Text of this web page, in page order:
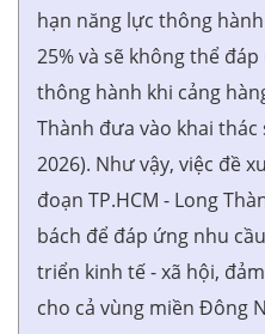
hạn năng lực thông
25% và sẽ không thể
thông hành khi cảng
Thành đưa vào khai
2026). Như vậy, việc đề
đoạn TP.HCM - Long
bách để đáp ứng nhu
triển kinh tế - xã hội,
cho cả vùng miền Đông